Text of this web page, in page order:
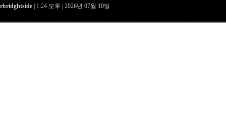
| 1:24 오후 | 2026년 07월 10일